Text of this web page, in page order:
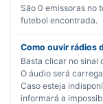
São 0 emissoras no
futebol encontrada.
Como ouvir rádios
Basta clicar no sinal
O áudio será
Caso esteja
informará a